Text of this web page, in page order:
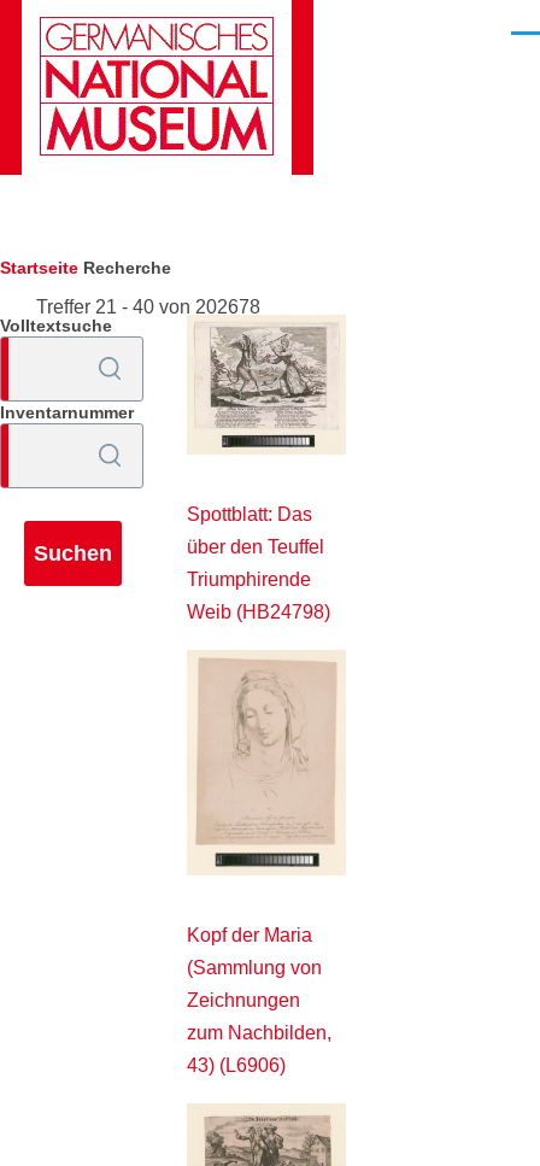
Direkt zum Inhalt
Pfadnavigation
Startseite Recherche
Treffer 21 - 40 von 202678
Volltextsuche
Inventarnummer
Spottblatt: Das
über den Teuffel
Triumphirende
Weib (HB24798)
Kopf der Maria
(Sammlung von
Zeichnungen
zum Nachbilden,
43) (L6906)